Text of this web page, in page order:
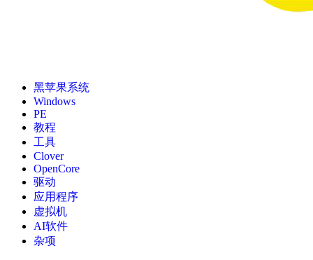
黑苹果系统
Windows
PE
教程
工具
Clover
OpenCore
驱动
应用程序
虚拟机
AI软件
杂项